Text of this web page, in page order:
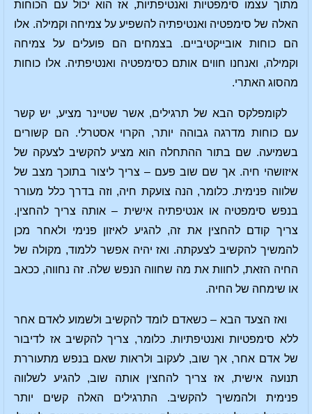
מתוך עצמו סימפטיות ואנטיפתיות, אז הוא יכול עם הכוחות
האלה של סימפטיה ואנטיפתיה להשפיע על צמיחה וקמילה. אלו
הם כוחות אובייקטיביים. בצמחים הם פועלים על צמיחה
וקמילה, ואנחנו חווים אותם כסימפטיה ואנטיפתיה. אלו כוחות
מהסוג האתרי.
לקומפלקס הבא של תרגילים, אשר שטיינר מציע, יש קשר
עם כוחות מדרגה גבוהה יותר, הקרוי אסטרלי. הם קשורים
בשמיעה. שם בתור ההתחלה הוא מציע להקשיב לצעקה של
איזושהי חיה. אך שם שוב פעם – צריך ליצור בתוכך מצב של
שלווה פנימית. כלומר, הנה צועקת חיה, וזה בדרך כלל מעורר
בנפש סימפטיה או אנטיפתיה אישית – אותה צריך להחצין.
צריך קודם להחצין את זה, להגיע לאיזון פנימי ולאחר מכן
להמשיך להקשיב לצעקתה. ואז יהיה אפשר ללמוד, מקולה של
החיה הזאת, לחוות את מה שחווה הנפש שלה. זה נחווה, ככאב
או שימחה של החיה.
ואז הצעד הבא – כשאדם לומד להקשיב ולשמוע לאדם אחר
ללא סימפטיות ואנטיפתיות. כלומר, צריך להקשיב אז לדיבור
של אדם אחר, אך שוב, לעקוב ולראות שאם בנפש מתעוררת
תנועה אישית, אז צריך להחצין אותה שוב, להגיע לשלווה
פנימית ולהמשיך להקשיב. התרגילים האלה קשים יותר